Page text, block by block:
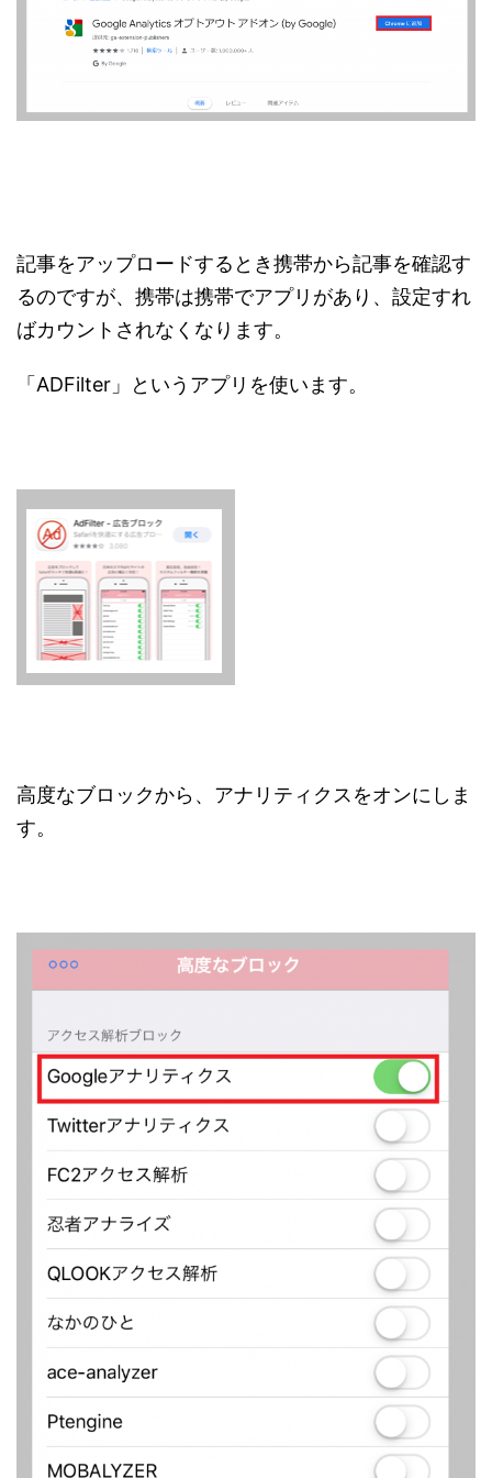
記事をアップロードするとき携帯から記事を確認す
るのですが、携帯は携帯でアプリがあり、設定すれ
ばカウントされなくなります。
「ADFilter」というアプリを使います。
高度なブロックから、アナリティクスをオンにしま
す。